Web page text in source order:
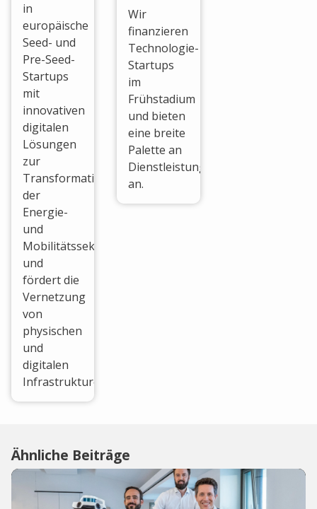
in
europäische
Seed- und
Pre-Seed-
Startups
mit
innovativen
digitalen
Lösungen
zur
Transformation
der
Energie-
und
Mobilitätssektoren
und
fördert die
Vernetzung
von
physischen
und
digitalen
Infrastrukturen...
Wir
finanzieren
Technologie-
Startups
im
Frühstadium
und bieten
eine breite
Palette an
Dienstleistungen
an.
Ähnliche Beiträge